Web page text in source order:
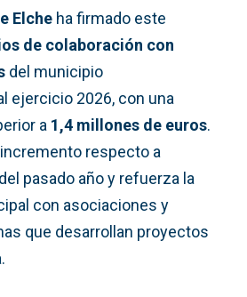
Elche ha firmado este
de colaboración con
del municipio
ejercicio 2026, con una
a 1,4 millones de euros.
respecto a
del pasado año y refuerza la
con asociaciones y
que desarrollan proyectos